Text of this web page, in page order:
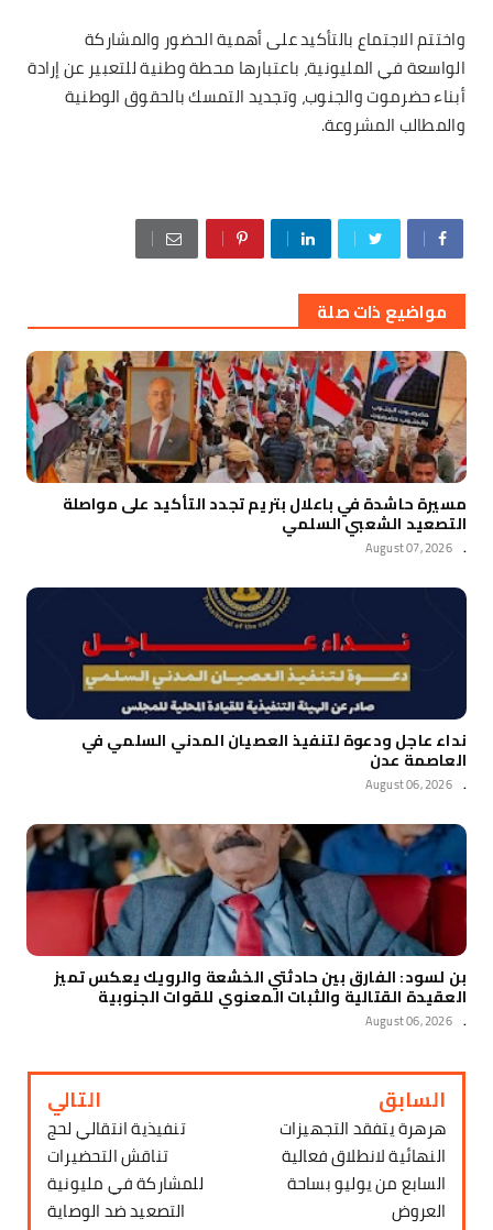
واختتم الاجتماع بالتأكيد على أهمية الحضور والمشاركة
الواسعة في المليونية، باعتبارها محطة وطنية للتعبير عن إرادة
أبناء حضرموت والجنوب، وتجديد التمسك بالحقوق الوطنية
والمطالب المشروعة.
مواضيع ذات صلة
مسيرة حاشدة في باعلال بتريم تجدد التأكيد على مواصلة
التصعيد الشعبي السلمي
.
August 07, 2026
نداء عاجل ودعوة لتنفيذ العصيان المدني السلمي في
العاصمة عدن
.
August 06, 2026
بن لسود: الفارق بين حادثتي الخشعة والرويك يعكس تميز
العقيدة القتالية والثبات المعنوي للقوات الجنوبية
.
August 06, 2026
السابق
هرهرة يتفقد التجهيزات
النهائية لانطلاق فعالية
السابع من يوليو بساحة
العروض
التالي
تنفيذية انتقالي لحج
تناقش التحضيرات
للمشاركة في مليونية
التصعيد ضد الوصاية